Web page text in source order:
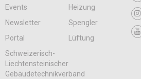
Events
Heizung
Newsletter
Spengler
Portal
Lüftung
Schweizerisch-
Liechtensteinischer
Gebäudetechnikverband